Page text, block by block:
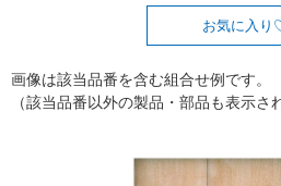
お気に入り
画像は該当品番を含む組合せ例です。
（該当品番以外の製品・部品も表示さ